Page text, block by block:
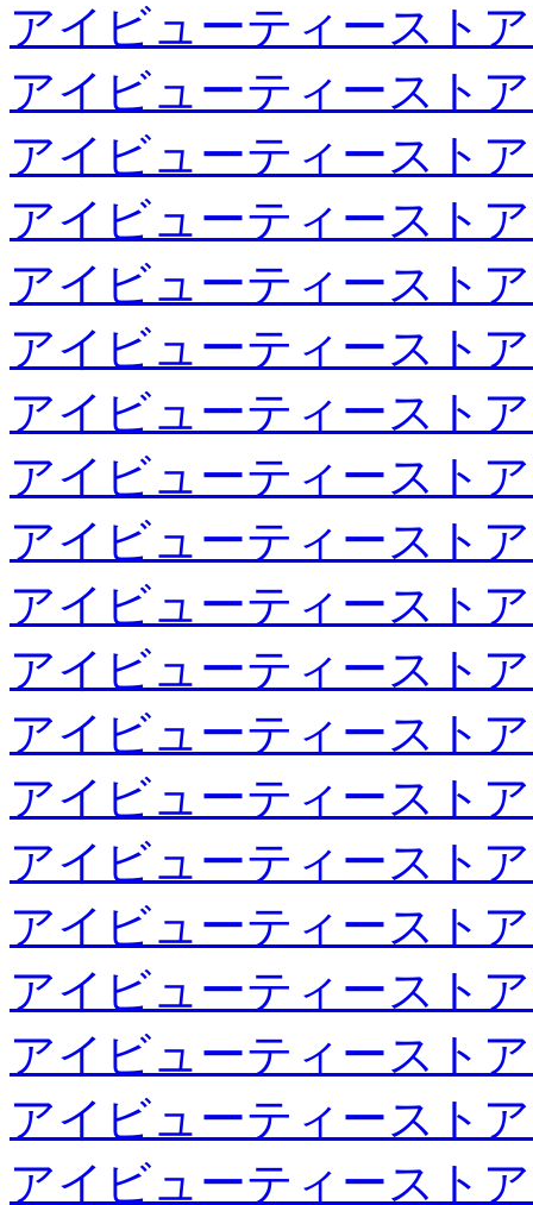
アイビューティースト
アイビューティースト
アイビューティースト
アイビューティースト
アイビューティースト
アイビューティースト
アイビューティースト
アイビューティースト
アイビューティースト
アイビューティースト
アイビューティースト
アイビューティースト
アイビューティースト
アイビューティースト
アイビューティースト
アイビューティースト
アイビューティースト
アイビューティースト
アイビューティースト